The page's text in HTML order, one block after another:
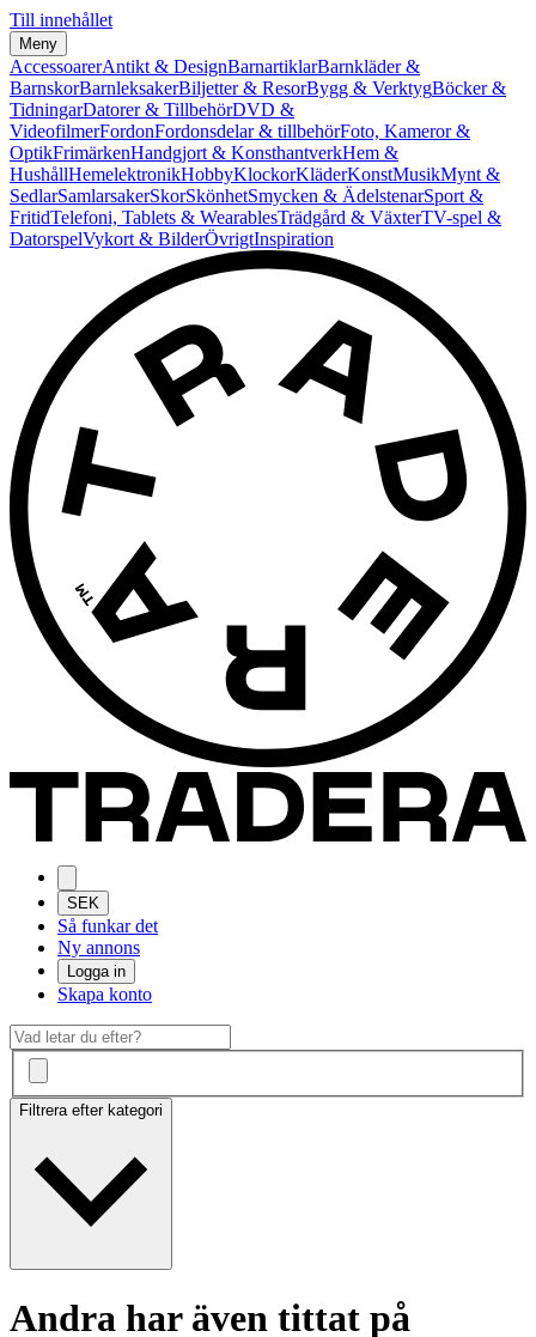
Till innehållet
Meny
AccessoarerAntikt & DesignBarnartiklarBarnkläder &
BarnskorBarnleksakerBiljetter & ResorBygg & VerktygBöcker &
TidningarDatorer & TillbehörDVD &
VideofilmerFordonFordonsdelar & tillbehörFoto, Kameror &
OptikFrimärkenHandgjort & KonsthantverkHem &
HushållHemelektronikHobbyKlockorKläderKonstMusikMynt &
SedlarSamlarsakerSkorSkönhetSmycken & ÄdelstenarSport &
FritidTelefoni, Tablets & WearablesTrädgård & VäxterTV-spel &
DatorspelVykort & BilderÖvrigtInspiration
SEK
Så funkar det
Ny annons
Logga in
Skapa konto
Filtrera efter kategori
Andra har även tittat på